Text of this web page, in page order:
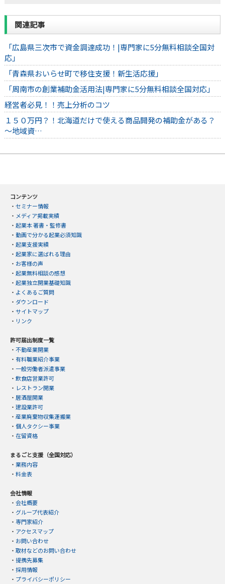
関連記事
「広島県三次市で資金調達成功！|専門家に5分無料相談全国対
応」
「青森県おいらせ町で移住支援！新生活応援」
「周南市の創業補助金活用法|専門家に5分無料相談全国対応」
経営者必見！！売上分析のコツ
１５０万円？！北海道だけで使える商品開発の補助金がある？
～地域資…
コンテンツ
・ セミナー情報
・ メディア掲載実績
・ 起業本 著書・監修書
・ 動画で分かる起業必須知識
・ 起業支援実績
・ 起業家に選ばれる理由
・ お客様の声
・ 起業無料相談の感想
・ 起業独立開業基礎知識
・ よくあるご質問
・ ダウンロード
・ サイトマップ
・ リンク
許可届出制度一覧
・ 不動産業開業
・ 有料職業紹介事業
・ 一般労働者派遣事業
・ 飲食店営業許可
・ レストラン開業
・ 居酒屋開業
・ 建設業許可
・ 産業廃棄物収集運搬業
・ 個人タクシー事業
・ 在留資格
まるごと支援（全国対応）
・ 業務内容
・ 料金表
会社情報
・ 会社概要
・ グループ代表紹介
・ 専門家紹介
・ アクセスマップ
・ お問い合わせ
・ 取材などのお問い合わせ
・ 提携先募集
・ 採用情報
・ プライバシーポリシー